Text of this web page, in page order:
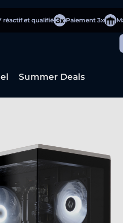
réactif et qualifié Paiement 3x
Summer Deals